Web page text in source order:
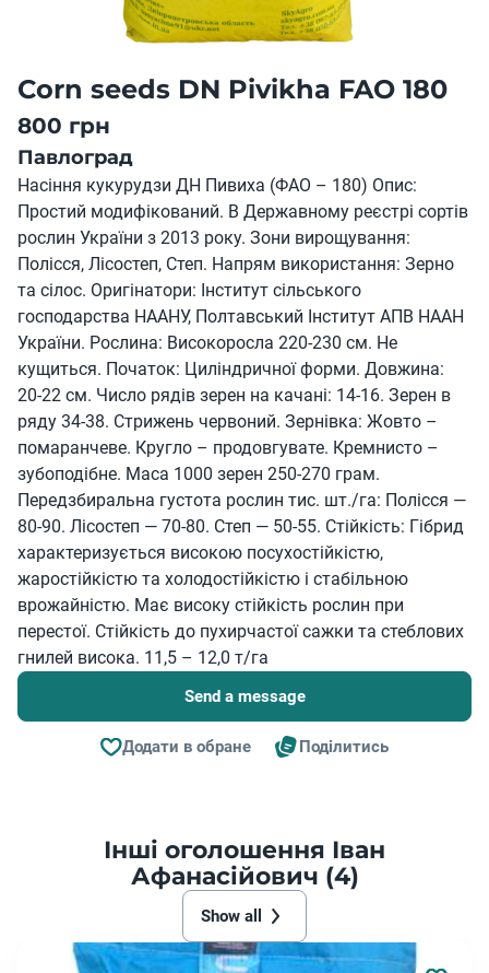
Corn seeds DN Pivikha FAO 180
800 грн
Павлоград
Насіння кукурудзи ДН Пивиха (ФАО – 180) Опис:
Простий модифікований. В Державному реєстрі сортів
рослин України з 2013 року. Зони вирощування:
Полісся, Лісостеп, Степ. Напрям використання: Зерно
та сілос. Оригінатори: Інститут сільського
господарства НААНУ, Полтавський Інститут АПВ НААН
України. Рослина: Високоросла 220-230 см. Не
кущиться. Початок: Циліндричної форми. Довжина:
20-22 см. Число рядів зерен на качані: 14-16. Зерен в
ряду 34-38. Стрижень червоний. Зернівка: Жовто –
помаранчеве. Кругло – продовгувате. Кремнисто –
зубоподібне. Маса 1000 зерен 250-270 грам.
Передзбиральна густота рослин тис. шт./га: Полісся —
80-90. Лісостеп — 70-80. Степ — 50-55. Стійкість: Гібрид
характеризується високою посухостійкістю,
жаростійкістю та холодостійкістю і стабільною
врожайністю. Має високу стійкість рослин при
перестої. Стійкість до пухирчастої сажки та стеблових
гнилей висока. 11,5 – 12,0 т/га
Send a message
Додати в обране Поділитись
Інші оголошення Іван
Афанасійович (4)
Show all